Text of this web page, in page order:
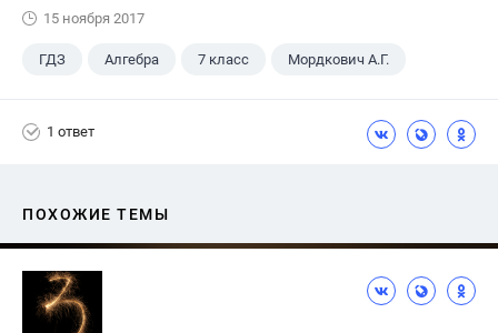
15 ноября 2017
ГДЗ Алгебра 7 класс Мордкович А.Г.
1 ответ
ПОХОЖИЕ ТЕМЫ